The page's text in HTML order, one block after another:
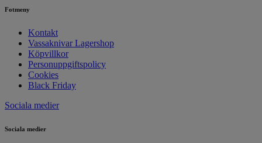
Fotmeny
Kontakt
Vassaknivar Lagershop
Köpvillkor
Personuppgiftspolicy
Cookies
Black Friday
Sociala medier
Sociala medier